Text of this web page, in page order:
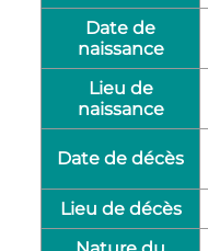
Date de
naissance
Lieu de
naissance
Date de décès
Lieu de décès